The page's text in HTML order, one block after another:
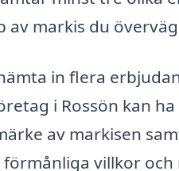
markis du
in flera
i Rossön kan
av markisen
villkor